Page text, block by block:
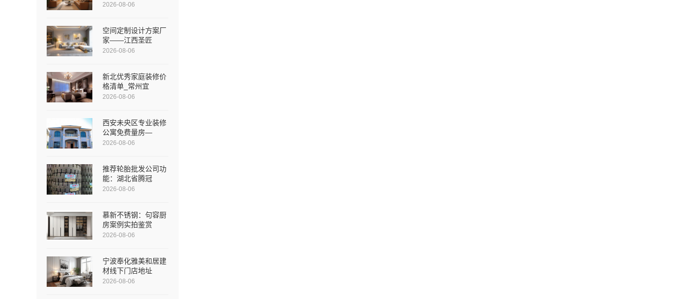
2026-08-06
空间定制设计方案厂
家——江西圣匠
2026-08-06
新北优秀家庭装修价
格清单_常州宜
2026-08-06
西安未央区专业装修
公寓免费量房—
2026-08-06
推荐轮胎批发公司功
能：湖北省腾冠
2026-08-06
慕新不锈钢：句容厨
房案例实拍鉴赏
2026-08-06
宁波奉化雅美和居建
材线下门店地址
2026-08-06